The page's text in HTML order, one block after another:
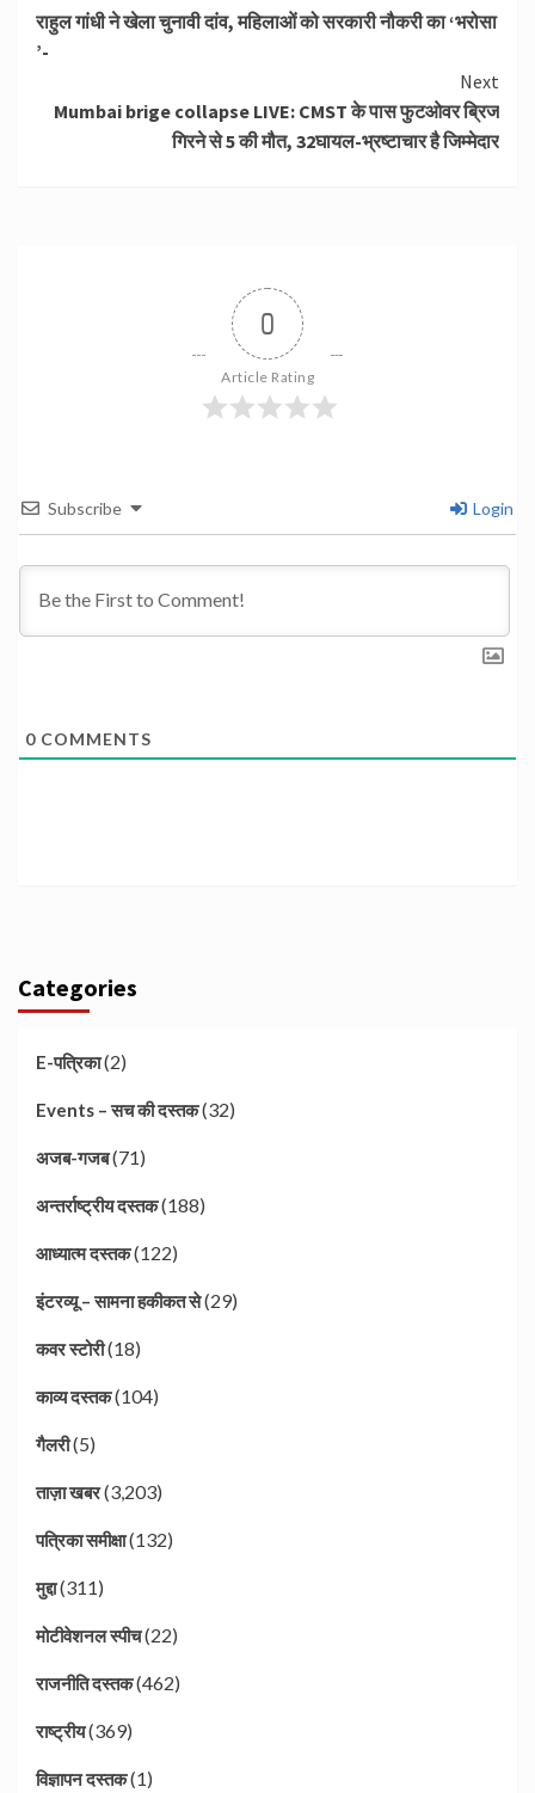
Reading
राहुल गांधी ने खेला चुनावी दांव, महिलाओं को सरकारी नौकरी का ‘भरोसा
’-
Next
Mumbai brige collapse LIVE: CMST के पास फुटओवर ब्रिज
गिरने से 5 की मौत, 32घायल-भ्रष्टाचार है जिम्मेदार
0
Article Rating
Subscribe Login
0 COMMENTS
Categories
E-पत्रिका(2)
Events – सच की दस्तक(32)
अजब-गजब(71)
अन्तर्राष्ट्रीय दस्तक(188)
आध्यात्म दस्तक(122)
इंटरव्यू – सामना हकीकत से(29)
कवर स्टोरी(18)
काव्य दस्तक(104)
गैलरी(5)
ताज़ा खबर(3,203)
पत्रिका समीक्षा(132)
मुद्दा(311)
मोटीवेशनल स्पीच(22)
राजनीति दस्तक(462)
राष्ट्रीय(369)
विज्ञापन दस्तक(1)